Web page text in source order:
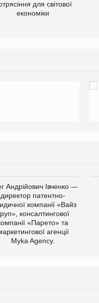
для світової
економіки
Андрійович Івченко —
директор патентно-
компанії «Вайз
консалтингової
«Парето» та
агенції
Myka Agency.